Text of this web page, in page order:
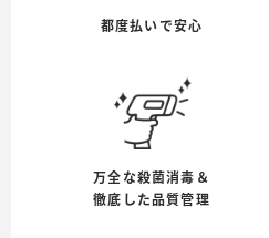
都度払いで安心
万全な殺菌消毒＆
徹底した品質管理